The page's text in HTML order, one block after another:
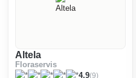
Altela
Floraservis
4.9(9)